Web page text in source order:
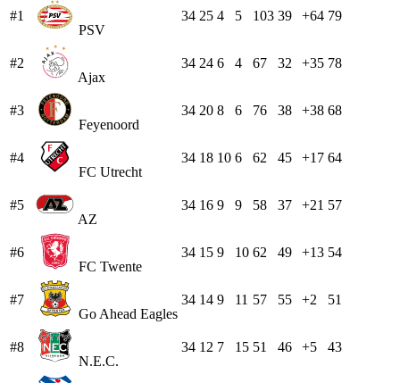
#1
PSV
34 25 4 5 103 39 +64 79
#2
Ajax
34 24 6 4 67 32 +35 78
#3
Feyenoord
34 20 8 6 76 38 +38 68
#4
FC Utrecht
34 18 10 6 62 45 +17 64
#5
AZ
34 16 9 9 58 37 +21 57
#6
FC Twente
34 15 9 10 62 49 +13 54
#7
Go Ahead Eagles
34 14 9 11 57 55 +2 51
#8
N.E.C.
34 12 7 15 51 46 +5 43